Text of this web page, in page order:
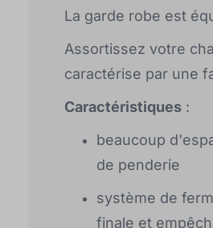
La garde robe est
Assortissez votre
caractérise par une
Caractéristiques :
beaucoup
de penderie
système de
finale et